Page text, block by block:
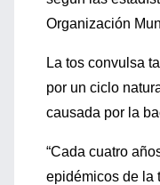
Organización
La tos convulsa
por un ciclo
causada por la
“Cada cuatro
epidémicos de la